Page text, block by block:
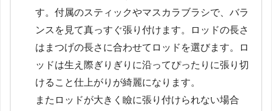
す。 付属のスティックやマスカラブラシで、バラ
ンスを見て真っすぐ張り付けます。
ロッドの長さ
はまつげの長さに合わせてロッドを選びます。
ロ
ッドは生え際ぎりぎりに沿ってぴったりに張り切
けること仕上がりが綺麗になります。
またロッドが大きく瞼に張り付けられない場合